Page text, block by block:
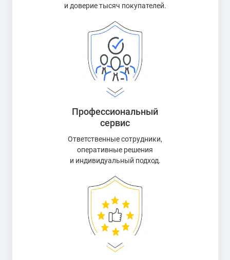
и доверие тысяч покупателей.
Профессиональный
сервис
Ответственные сотрудники,
оперативные решения
и индивидуальный подход.